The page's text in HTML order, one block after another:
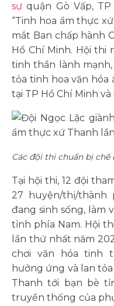
sự quận Gò Vấp,
“Tinh hoa ẩm thực
mắt Ban chấp hành
Hồ Chí Minh. Hội thi
tinh thần lành
tỏa tinh hoa văn hóa
tại TP Hồ Chí Minh
Các đội thi chuẩn bị chê
Tại hội thi, 12 đội
27 huyện/thị/thành
đang sinh sống, làm
tỉnh phía Nam. Hội
lần thứ nhất năm
chơi văn hóa tinh
hưởng ứng và lan
Thanh tới bạn bè
truyền thống của